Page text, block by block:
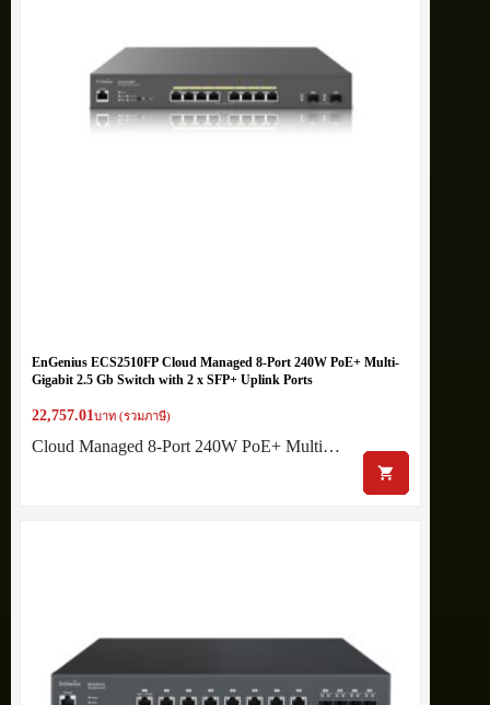
EnGenius ECS2510FP Cloud Managed 8-Port 240W PoE+ Multi-
Gigabit 2.5 Gb Switch with 2 x SFP+ Uplink Ports
22,757.01บาท (รวมภาษี)
Cloud Managed 8-Port 240W PoE+ Multi…